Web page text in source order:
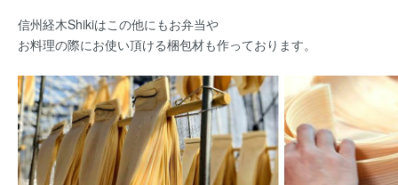
信州経木Shikiはこの他にもお弁当や
お料理の際にお使い頂ける梱包材も作っております。